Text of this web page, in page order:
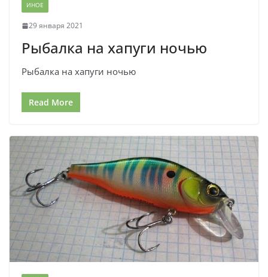
ИНОЕ
29 января 2021
Рыбалка на хапуги ночью
Рыбалка на хапуги ночью
Read More